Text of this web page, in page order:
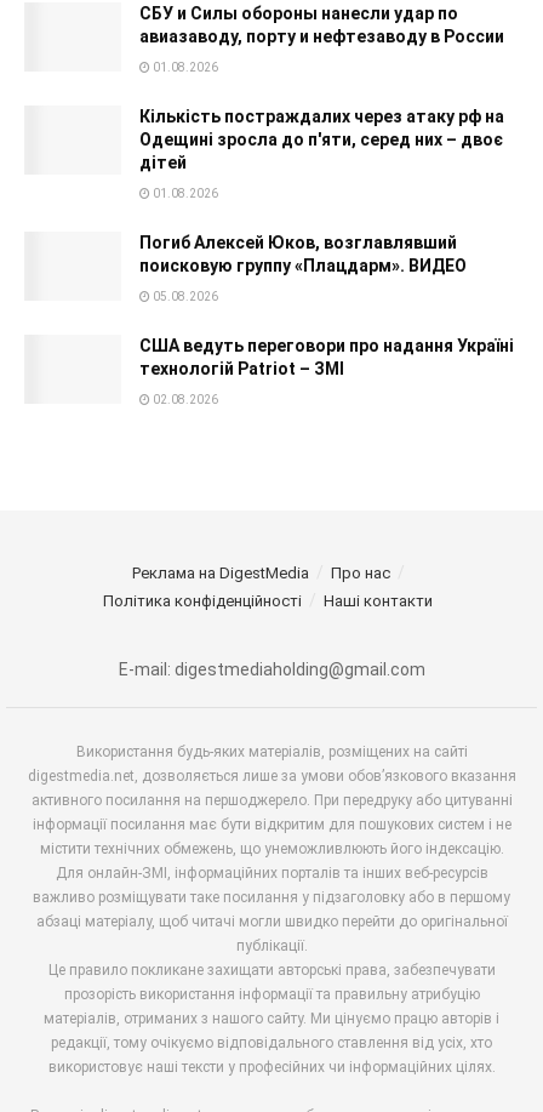
СБУ и Силы обороны нанесли удар по
авиазаводу, порту и нефтезаводу в России
01.08.2026
Кількість постраждалих через атаку рф на
Одещині зросла до п'яти, серед них – двоє
дітей
01.08.2026
Погиб Алексей Юков, возглавлявший
поисковую группу «Плацдарм». ВИДЕО
05.08.2026
США ведуть переговори про надання Україні
технологій Patriot – ЗМІ
02.08.2026
Реклама на DigestMedia
Про нас
Політика конфіденційності
Наші контакти
E-mail: digestmediaholding@gmail.com
Використання будь-яких матеріалів, розміщених на сайті
digestmedia.net, дозволяється лише за умови обов’язкового вказання
активного посилання на першоджерело. При передруку або цитуванні
інформації посилання має бути відкритим для пошукових систем і не
містити технічних обмежень, що унеможливлюють його індексацію.
Для онлайн-ЗМІ, інформаційних порталів та інших веб-ресурсів
важливо розміщувати таке посилання у підзаголовку або в першому
абзаці матеріалу, щоб читачі могли швидко перейти до оригінальної
публікації.
Це правило покликане захищати авторські права, забезпечувати
прозорість використання інформації та правильну атрибуцію
матеріалів, отриманих з нашого сайту. Ми цінуємо працю авторів і
редакції, тому очікуємо відповідального ставлення від усіх, хто
використовує наші тексти у професійних чи інформаційних цілях.